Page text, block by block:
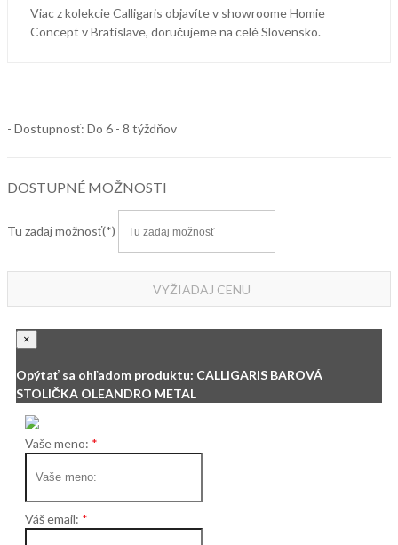
Viac z kolekcie Calligaris objavíte v showroome Homie
Concept v Bratislave, doručujeme na celé Slovensko.
- Dostupnosť: Do 6 - 8 týždňov
DOSTUPNÉ MOŽNOSTI
Tu zadaj možnosť
VYŽIADAJ CENU
×
Opýtať sa ohľadom produktu: CALLIGARIS BAROVÁ
STOLIČKA OLEANDRO METAL
Vaše meno:
Váš email: